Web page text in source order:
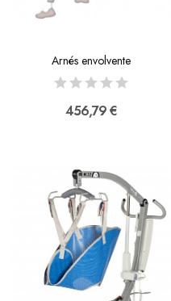
Arnés envolvente
456,79 €